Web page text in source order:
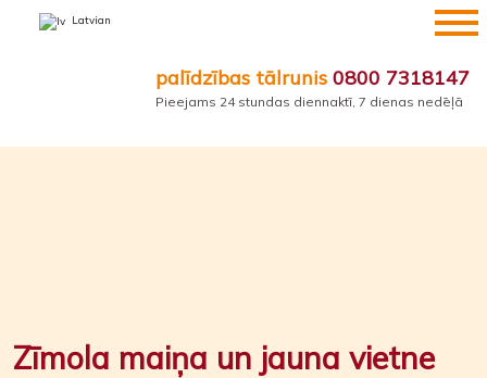
Pāriet
Latvian
palīdzības tālrunis 0800 7318147
Pieejams 24 stundas diennaktī, 7 dienas nedēļā
Zīmola maiņa un jauna vietne